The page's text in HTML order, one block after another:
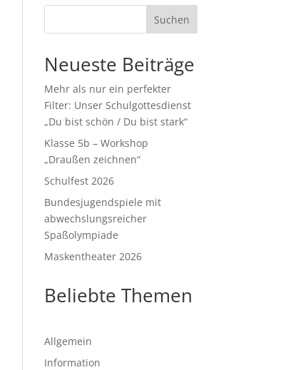
Suchen
Neueste Beiträge
Mehr als nur ein perfekter
Filter: Unser Schulgottesdienst
„Du bist schön / Du bist stark“
Klasse 5b – Workshop
„Draußen zeichnen“
Schulfest 2026
Bundesjugendspiele mit
abwechslungsreicher
Spaßolympiade
Maskentheater 2026
Beliebte Themen
Allgemein
Information